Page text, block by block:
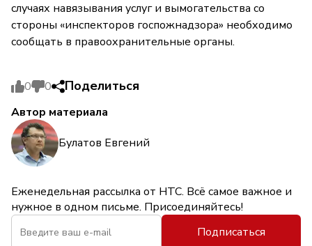
случаях навязывания услуг и вымогательства со
стороны «инспекторов госпожнадзора» необходимо
сообщать в правоохранительные органы.
0 0 Поделиться
Автор материала
Булатов Евгений
Еженедельная рассылка от НТС. Всё самое важное и
нужное в одном письме. Присоединяйтесь!
Подписаться